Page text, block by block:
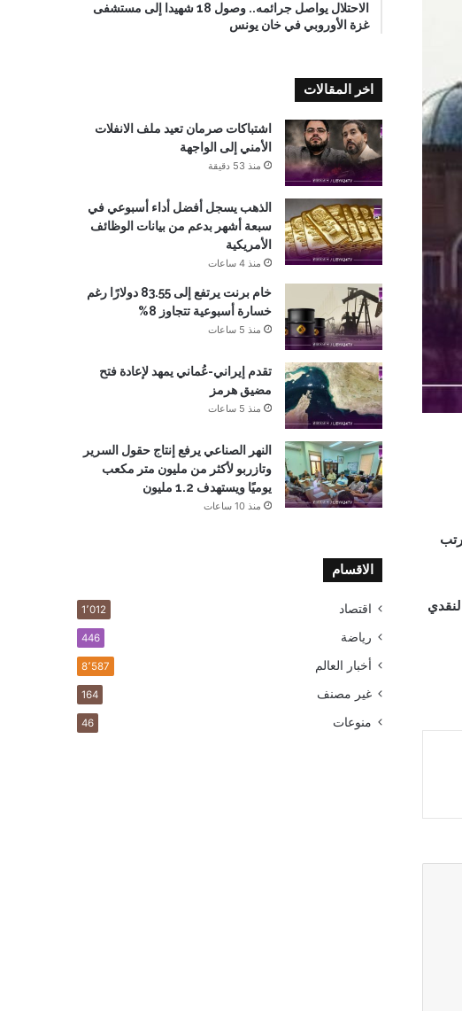
يترتب
الاحتلال يواصل جرائمه.. وصول 18 شهيدا إلى مستشفى
غزة الأوروبي في خان يونس
اخر المقالات
اشتباكات صرمان تعيد ملف الانفلات
الأمني إلى الواجهة
منذ 53 دقيقة
الذهب يسجل أفضل أداء أسبوعي في
سبعة أشهر بدعم من بيانات الوظائف
الأمريكية
منذ 4 ساعات
خام برنت يرتفع إلى 83.55 دولارًا رغم
خسارة أسبوعية تتجاوز 8%
منذ 5 ساعات
تقدم إيراني-عُماني يمهد لإعادة فتح
مضيق هرمز
منذ 5 ساعات
النهر الصناعي يرفع إنتاج حقول السرير
وتازربو لأكثر من مليون متر مكعب
يوميًا ويستهدف 1.2 مليون
منذ 10 ساعات
الاقسام
اقتصاد 1٬012
رياضة 446
أخبار العالم 8٬587
غير مصنف 164
منوعات 46